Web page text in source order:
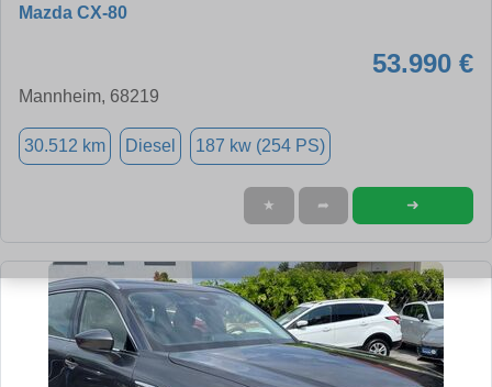
Mazda CX-80
53.990 €
Mannheim, 68219
30.512 km Diesel 187 kw (254 PS)
★ ➦ ➜